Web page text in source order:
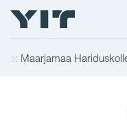
Maarjamaa